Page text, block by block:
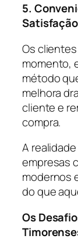
5.
Os
momento,
método
melhora
cliente e
compra.
A
empresas
modernos
do que
Os